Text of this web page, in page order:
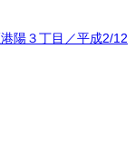
陽３丁目／平成2/12